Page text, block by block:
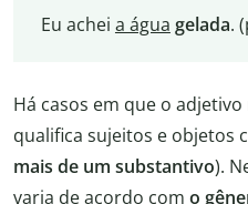
Eu achei a água gelada.
Há casos em que o
qualifica sujeitos e objetos
mais de um substantivo).
varia de acordo com o